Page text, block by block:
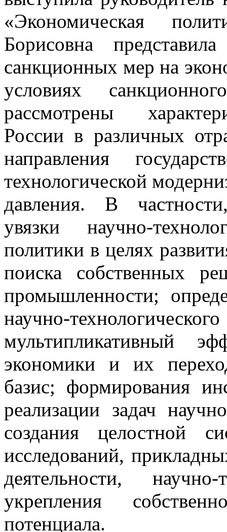
«Экономическая
Борисовна
санкционных мер на
условиях
рассмотрены
России в различных
направления
технологической
давления. В
увязки научно-
политики в целях
поиска собственных
промышленности;
научно-
мультипликативный
экономики и их
базис; формирования
реализации задач
создания целостной
исследований,
деятельности, научно-
укрепления
потенциала.